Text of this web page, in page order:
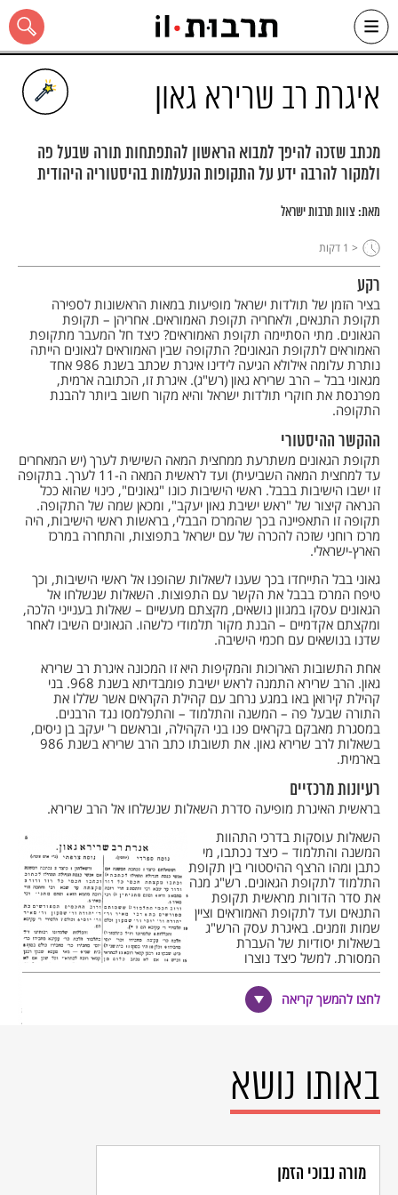
Skip
content
כל האתר
איגרת רב שרירא גאון
מכתב שזכה להיפך למבוא הראשון להתפתחות תורה שבעל פה
ולמקור להרבה ידע על התקופות הנעלמות בהיסטוריה היהודית
מאת: צוות תרבות ישראל
< 1 דקות
רקע
בציר הזמן של תולדות ישראל מופיעות במאות הראשונות לספירה
תקופת התנאים, ולאחריה תקופת האמוראים. אחריהן – תקופת
הגאונים. מתי הסתיימה תקופת האמוראים? כיצד חל המעבר מתקופת
האמוראים לתקופת הגאונים? התקופה שבין האמוראים לגאונים הייתה
נותרת עלומה אילולא הגיעה לידינו איגרת שכתב בשנת 986 אחד
מגאוני בבל – הרב שרירא גאון (רש"ג). איגרת זו, הכתובה ארמית,
מפרנסת את חוקרי תולדות ישראל והיא מקור חשוב ביותר להבנת
התקופה.
ההקשר ההיסטורי
תקופת הגאונים משתרעת ממחצית המאה השישית לערך (יש המאחרים
עד למחצית המאה השביעית) ועד לראשית המאה ה-11 לערך. בתקופה
זו ישבו הישיבות בבבל. ראשי הישיבות כונו "גאונים", כינוי שהוא ככל
הנראה קיצור של "ראש ישיבת גאון יעקב", ומכאן שמה של התקופה.
תקופה זו התאפיינה בכך שהמרכז הבבלי, בראשות ראשי הישיבות, היה
מרכז רוחני שזכה להכרה של עם ישראל בתפוצות, והתחרה במרכז
הארץ-ישראלי.
גאוני בבל התייחדו בכך שענו לשאלות שהופנו אל ראשי הישיבות, וכך
טיפח המרכז בבבל את הקשר עם התפוצות. השאלות שנשלחו אל
הגאונים עסקו במגוון נושאים, מקצתם מעשיים – שאלות בענייני הלכה,
ומקצתם אקדמיים – הבנת מקור תלמודי כלשהו. הגאונים השיבו לאחר
שדנו בנושאים עם חכמי הישיבה.
אחת התשובות הארוכות והמקיפות היא זו המכונה איגרת רב שרירא
גאון. הרב שרירא התמנה לראש ישיבת פומבדיתא בשנת 968. בני
קהילת קירואן באו במגע נרחב עם קהילת הקראים אשר שללו את
התורה שבעל פה – המשנה והתלמוד – והתפלמסו נגד הרבנים.
במסגרת מאבקם בקראים פנו בני הקהילה, ובראשם ר' יעקב בן ניסים,
בשאלות לרב שרירא גאון. את תשובתו כתב הרב שרירא בשנת 986
בארמית.
רעיונות מרכזיים
בראשית האיגרת מופיעה סדרת השאלות שנשלחו אל הרב שרירא.
השאלות עוסקות בדרכי התהוות
המשנה והתלמוד – כיצד נכתבו, מי
כתבן ומהו הרצף ההיסטורי בין תקופת
התלמוד לתקופת הגאונים. רש"ג מנה
את סדר הדורות מראשית תקופת
התנאים ועד לתקופת האמוראים וציין
שמות וזמנים. באיגרת עסק הרש"ג
בשאלות יסודיות של העברת
המסורת, למשל כיצד נוצרו
המחלוקות בין חכמי המשנה. רש"ג
הניח שיסודה של התורה שבעל פה
במסורת שעברה מהר סיני עד לחכמי
המשנה. המסורות עברו מדור לדור
תחום אחר שבו עסק הרב שרירא
באיגרת, אף שלא נשאל על כך, הוא
תולדות הישיבות הבבליות בתקופת
בהבדלים מהותיים ומכונות "נוסח צרפת" ו"נוסח ספרד". קשה להכריע
איזה נוסח הוא המקורי היותר. אחד ההבדלים בין הנוסחים נוגע
לחצו להמשך קריאה
באותו נושא
מורה נבוכי הזמן